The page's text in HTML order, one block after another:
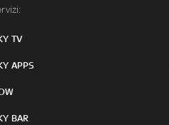
TV
APPS
BAR